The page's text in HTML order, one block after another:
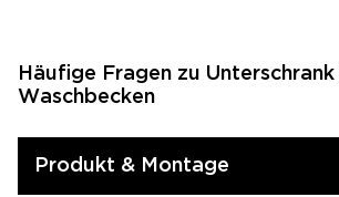
Häufige Fragen zu
Waschbecken
Produkt & Montage